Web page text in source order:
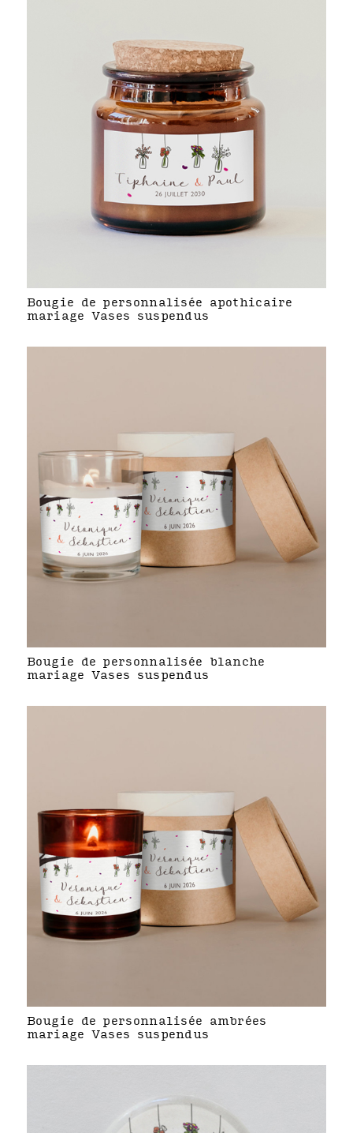
Bougie de personnalisée apothicaire
mariage Vases suspendus
Bougie de personnalisée blanche
mariage Vases suspendus
Bougie de personnalisée ambrées
mariage Vases suspendus